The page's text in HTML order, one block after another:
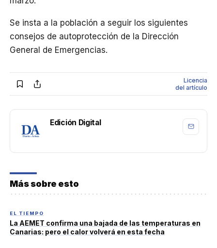
Se insta a la población a seguir los siguientes
consejos de autoprotección de la Dirección
General de Emergencias.
Licencia
del artículo
Edición Digital
Más sobre esto
EL TIEMPO
La AEMET confirma una bajada de las temperaturas en
Canarias: pero el calor volverá en esta fecha